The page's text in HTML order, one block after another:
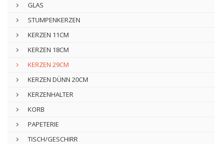
GLAS
STUMPENKERZEN
KERZEN 11CM
KERZEN 18CM
KERZEN 29CM
KERZEN DÜNN 20CM
KERZENHALTER
KORB
PAPETERIE
TISCH/GESCHIRR